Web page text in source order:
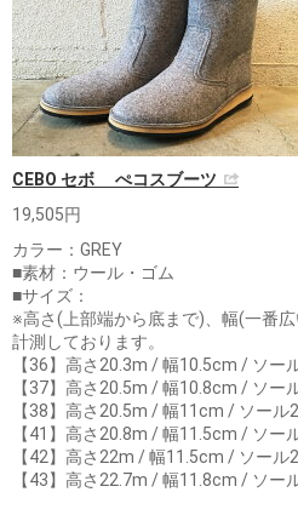
CEBO セボ ぺコスブーツ
19,505円
カラー：GREY
■素材：ウール・ゴム
■サイズ：
※高さ(上部端から底まで)、幅(一番
計測しております。
【36】高さ20.3m / 幅10.5cm / ソー
【37】高さ20.5m / 幅10.8cm / ソー
【38】高さ20.5m / 幅11cm / ソール
【41】高さ20.8m / 幅11.5cm / ソー
【42】高さ22m / 幅11.5cm / ソール
【43】高さ22.7m / 幅11.8cm / ソー